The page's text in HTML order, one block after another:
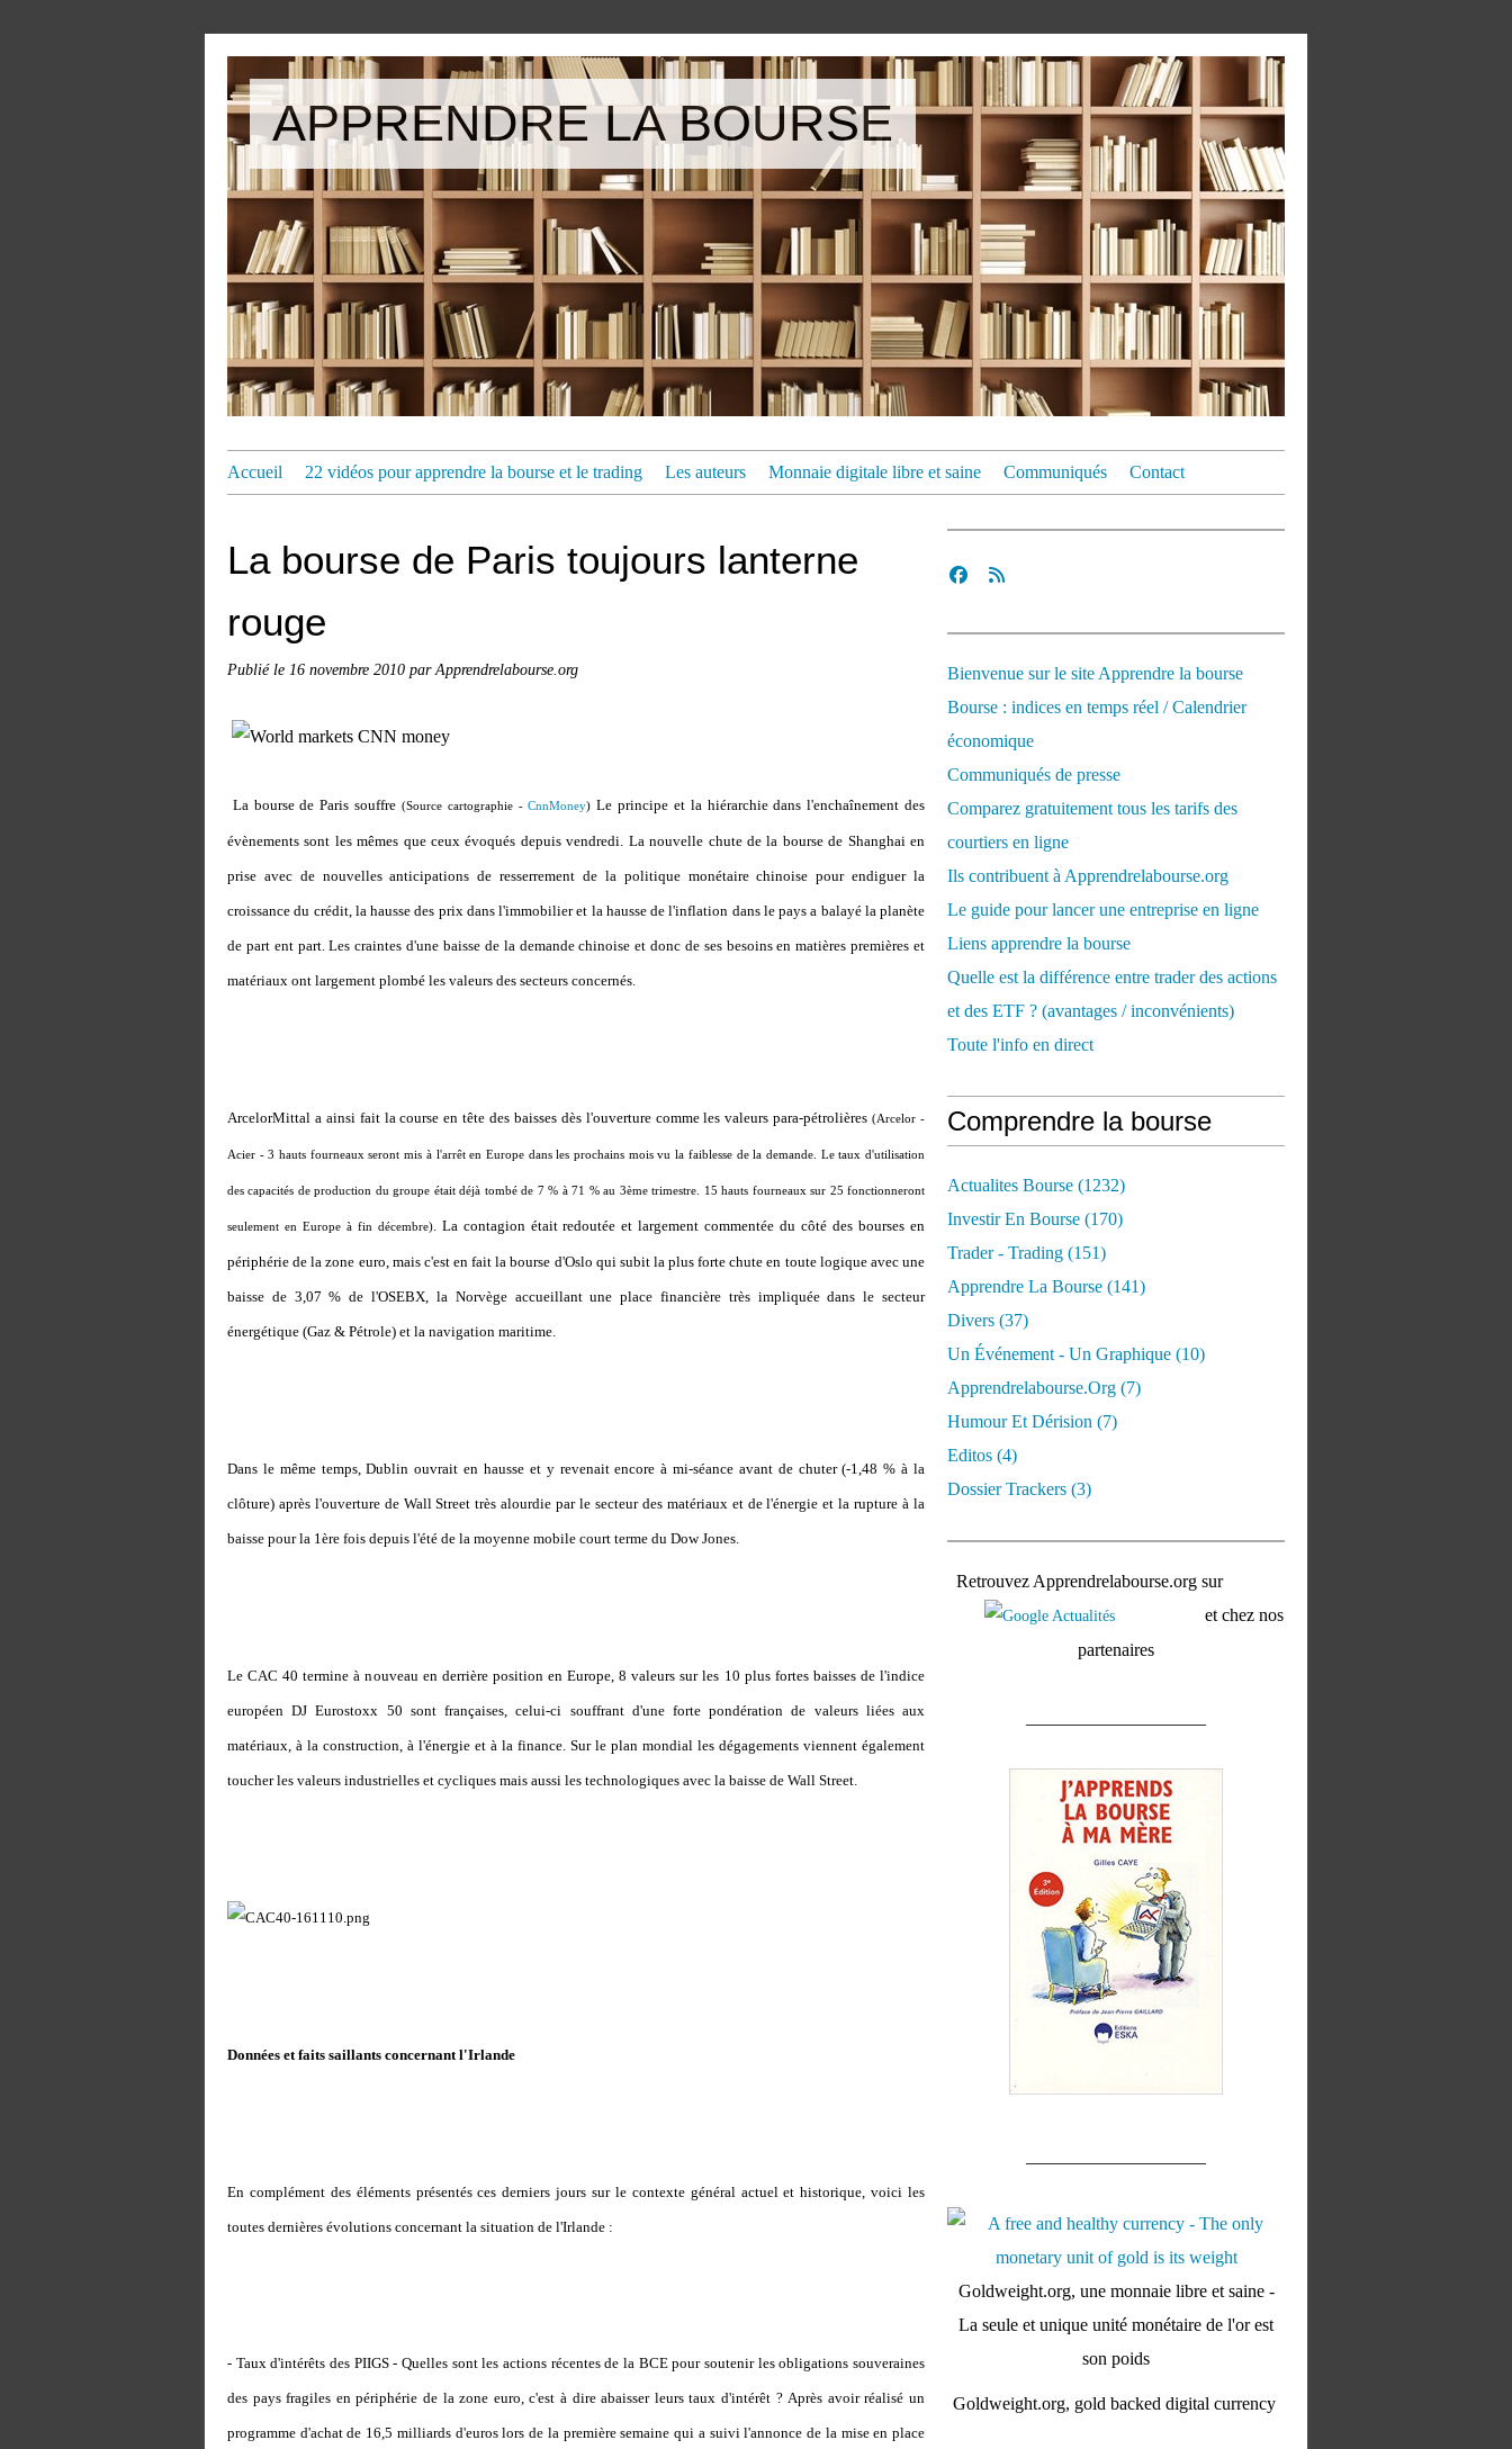
APPRENDRE LA BOURSE
Accueil 22 vidéos pour apprendre la bourse et le trading Les auteurs Monnaie digitale libre et saine Communiqués Contact
La bourse de Paris toujours lanterne
rouge
Publié le 16 novembre 2010 par Apprendrelabourse.org
La bourse de Paris souffre (Source cartographie -CnnMoney) Le principe et la hiérarchie dans l'enchaînement des
évènements sont les mêmes que ceux évoqués depuis vendredi. La nouvelle chute de la bourse de Shanghai en
prise avec de nouvelles anticipations de resserrement de la politique monétaire chinoise pour endiguer la
croissance du crédit, la hausse des prix dans l'immobilier et la hausse de l'inflation dans le pays a balayé la planète
de part ent part. Les craintes d'une baisse de la demande chinoise et donc de ses besoins en matières premières et
matériaux ont largement plombé les valeurs des secteurs concernés.
ArcelorMittal a ainsi fait la course en tête des baisses dès l'ouverture comme les valeurs para-pétrolières(Arcelor -
Acier - 3 hauts fourneaux seront mis à l'arrêt en Europe dans les prochains mois vu la faiblesse de la demande. Le taux d'utilisation
des capacités de production du groupe était déjà tombé de 7 % à 71 % au 3ème trimestre. 15 hauts fourneaux sur 25 fonctionneront
seulement en Europe à fin décembre). La contagion était redoutée et largement commentée du côté des bourses en
périphérie de la zone euro, mais c'est en fait la bourse d'Oslo qui subit la plus forte chute en toute logique avec une
baisse de 3,07 % de l'OSEBX, la Norvège accueillant une place financière très impliquée dans le secteur
énergétique (Gaz & Pétrole) et la navigation maritime.
Dans le même temps, Dublin ouvrait en hausse et y revenait encore à mi-séance avant de chuter (-1,48 % à la
clôture) après l'ouverture de Wall Street très alourdie par le secteur des matériaux et de l'énergie et la rupture à la
baisse pour la 1ère fois depuis l'été de la moyenne mobile court terme du Dow Jones.
Le CAC 40 termine à nouveau en derrière position en Europe, 8 valeurs sur les 10 plus fortes baisses de l'indice
européen DJ Eurostoxx 50 sont françaises, celui-ci souffrant d'une forte pondération de valeurs liées aux
matériaux, à la construction, à l'énergie et à la finance. Sur le plan mondial les dégagements viennent également
toucher les valeurs industrielles et cycliques mais aussi les technologiques avec la baisse de Wall Street.
Données et faits saillants concernant l'Irlande
En complément des éléments présentés ces derniers jours sur le contexte général actuel et historique, voici les
toutes dernières évolutions concernant la situation de l'Irlande :
- Taux d'intérêts des PIIGS - Quelles sont les actions récentes de la BCE pour soutenir les obligations souveraines
des pays fragiles en périphérie de la zone euro, c'est à dire abaisser leurs taux d'intérêt ?Après avoir réalisé un
programme d'achat de 16,5 milliards d'euros lors de la première semaine qui a suivi l'annonce de la mise en place
Bienvenue sur le site Apprendre la bourse
Bourse : indices en temps réel / Calendrier
économique
Communiqués de presse
Comparez gratuitement tous les tarifs des
courtiers en ligne
Ils contribuent à Apprendrelabourse.org
Le guide pour lancer une entreprise en ligne
Liens apprendre la bourse
Quelle est la différence entre trader des actions
et des ETF ? (avantages / inconvénients)
Toute l'info en direct
Comprendre la bourse
Actualites Bourse (1232)
Investir En Bourse (170)
Trader - Trading (151)
Apprendre La Bourse (141)
Divers (37)
Un Événement - Un Graphique (10)
Apprendrelabourse.org (7)
Humour Et Dérision (7)
Editos (4)
Dossier Trackers (3)
Retrouvez Apprendrelabourse.org sur
et chez nos
partenaires
Goldweight.org, une monnaie libre et saine -
La seule et unique unité monétaire de l'or est
son poids
Goldweight.org, gold backed digital currency